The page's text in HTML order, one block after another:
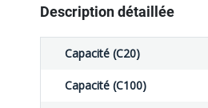
Description détaillée
Capacité (C20)
Capacité (C100)